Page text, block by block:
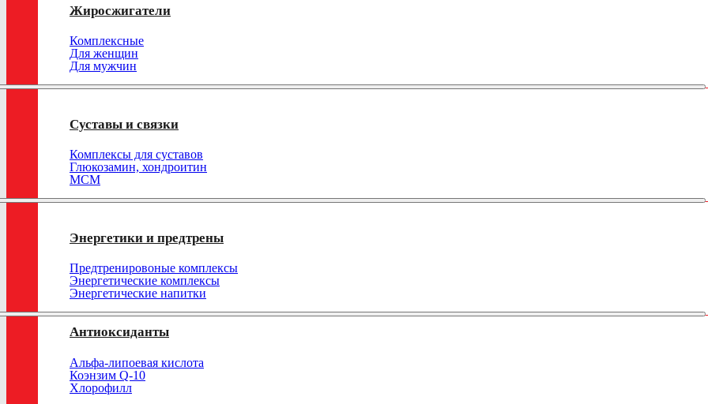
Жиросжигатели
Комплексные
Для женщин
Для мужчин
Суставы и связки
Комплексы для суставов
Глюкозамин, хондроитин
МСМ
Энергетики и предтрены
Предтренировоные комплексы
Энергетические комплексы
Энергетические напитки
Антиоксиданты
Альфа-липоевая кислота
Коэнзим Q-10
Хлорофилл